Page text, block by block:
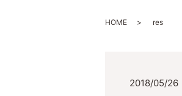
HOME res
2018/05/26